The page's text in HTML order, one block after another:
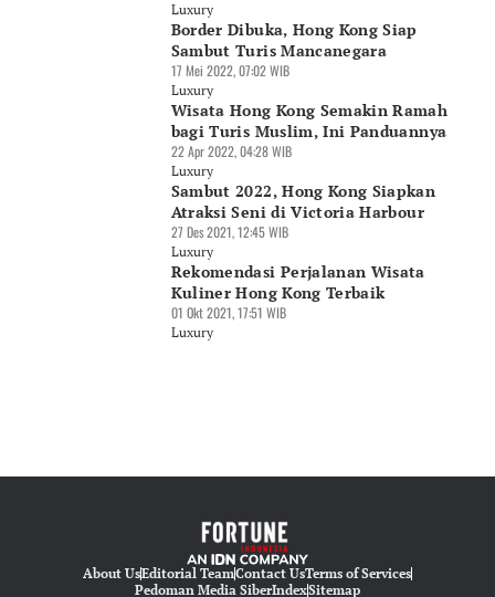
Luxury
Border Dibuka, Hong Kong Siap
Sambut Turis Mancanegara
17 Mei 2022, 07:02 WIB
Luxury
Wisata Hong Kong Semakin Ramah
bagi Turis Muslim, Ini Panduannya
22 Apr 2022, 04:28 WIB
Luxury
Sambut 2022, Hong Kong Siapkan
Atraksi Seni di Victoria Harbour
27 Des 2021, 12:45 WIB
Luxury
Rekomendasi Perjalanan Wisata
Kuliner Hong Kong Terbaik
01 Okt 2021, 17:51 WIB
Luxury
About UsEditorial TeamContact UsTerms of Services
Pedoman Media SiberIndexSitemap